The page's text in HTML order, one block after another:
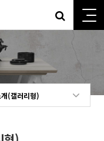
(갤러리형)